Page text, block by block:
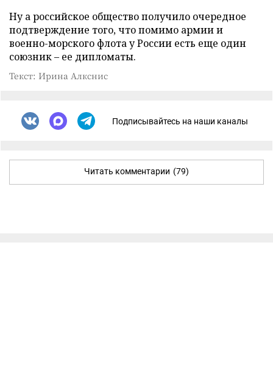
Ну а российское общество получило очередное
подтверждение того, что помимо армии и
военно-морского флота у России есть еще один
союзник – ее дипломаты.
Текст: Ирина Алкснис
Подписывайтесь на наши каналы
Читать комментарии (79)